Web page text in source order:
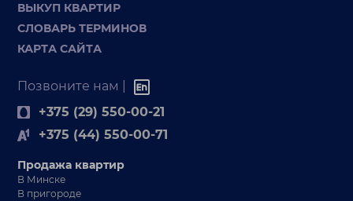
ВЫКУП КВАРТИР
СЛОВАРЬ ТЕРМИНОВ
КАРТА САЙТА
Позвоните нам |
+375 (29) 550-00-21
+375 (44) 550-00-71
Продажа квартир
В Минске
В пригороде